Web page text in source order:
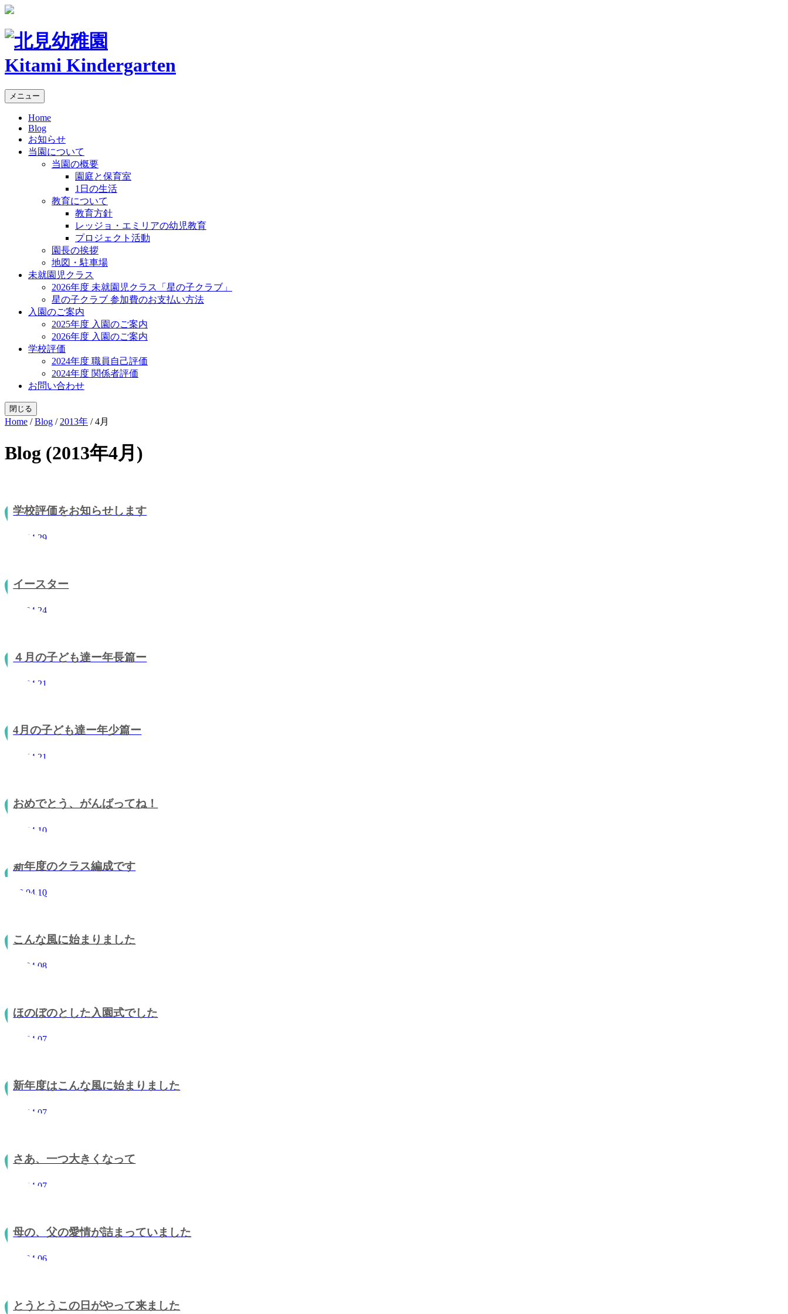
Kitami Kindergarten
メニュー
Home
Blog
お知らせ
当園について
当園の概要
園庭と保育室
1日の生活
教育について
教育方針
レッジョ・エミリアの幼児教育
プロジェクト活動
園長の挨拶
地図・駐車場
未就園児クラス
2026年度 未就園児クラス「星の子クラブ」
星の子クラブ 参加費のお支払い方法
入園のご案内
2025年度 入園のご案内
2026年度 入園のご案内
学校評価
2024年度 職員自己評価
2024年度 関係者評価
お問い合わせ
閉じる
Home /Blog / 2013年 /4月
Blog (2013年4月)
学校評価をお知らせします
2013.04.29
イースター
2013.04.24
４月の子ども達ー年長篇ー
2013.04.21
4月の子ども達ー年少篇ー
2013.04.21
おめでとう、がんばってね！
2013.04.10
新年度のクラス編成です
2013.04.10
こんな風に始まりました
2013.04.08
ほのぼのとした入園式でした
2013.04.07
新年度はこんな風に始まりました
2013.04.07
さあ、一つ大きくなって
2013.04.07
母の、父の愛情が詰まっていました
2013.04.06
とうとうこの日がやって来ました